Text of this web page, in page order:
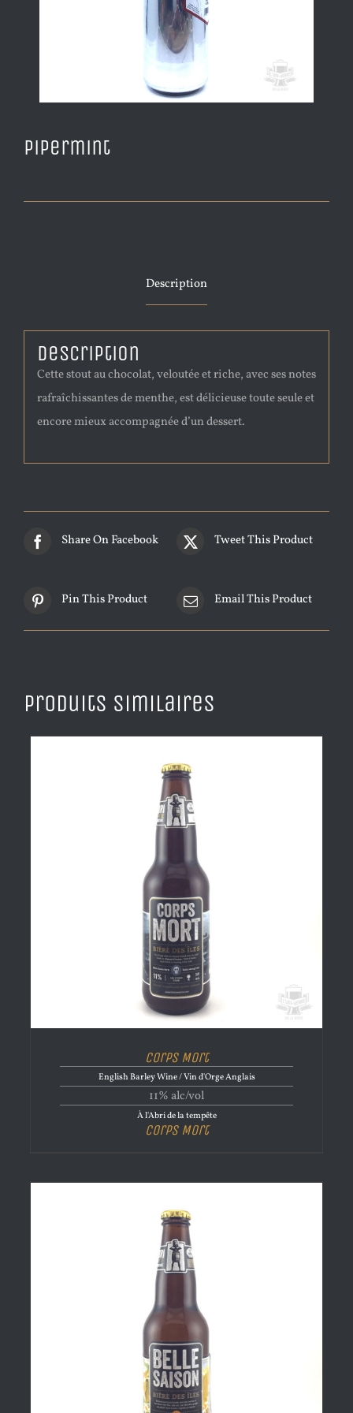
Pipermint
Description
Description
Cette stout au chocolat, veloutée et riche, avec ses notes
rafraîchissantes de menthe, est délicieuse toute seule et
encore mieux accompagnée d’un dessert.
Share On Facebook Tweet This Product
Pin This Product Email This Product
Produits similaires
Corps Mort
English Barley Wine / Vin d'Orge Anglais
11% alc/vol
À l'Abri de la tempête
Corps Mort